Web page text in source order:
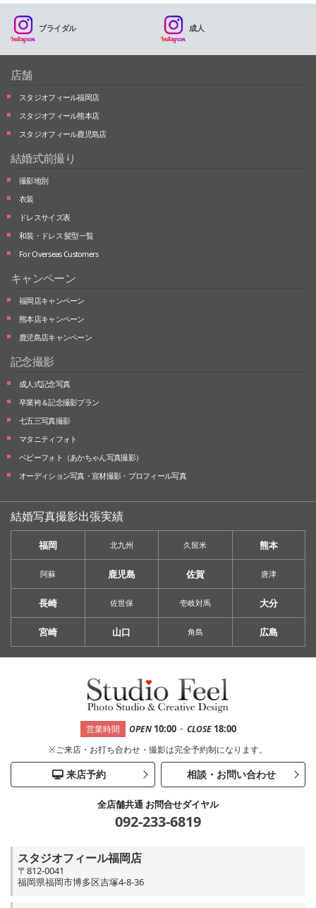
ブライダル 成人
店舗
スタジオフィール福岡店
スタジオフィール熊本店
スタジオフィール鹿児島店
結婚式前撮り
撮影地別
衣装
ドレスサイズ表
和装・ドレス 髪型一覧
For Overseas Customers
キャンペーン
福岡店キャンペーン
熊本店キャンペーン
鹿児島店キャンペーン
記念撮影
成人式記念写真
卒業袴＆記念撮影プラン
七五三写真撮影
マタニティフォト
ベビーフォト （あかちゃん写真撮影）
オーディション写真・ 宣材撮影・ プロフィール写真
結婚写真撮影出張実績
福岡 北九州 久留米 熊本
阿蘇 鹿児島 佐賀 唐津
長崎 佐世保 壱岐対馬 大分
宮崎 山口 角島 広島
営業時間 OPEN 10:00 - CLOSE 18:00
※ご来店・お打ち合わせ・撮影は完全予約制になります。
来店予約 相談・お問い合わせ
全店舗共通 お問合せダイヤル
092-233-6819
スタジオフィール福岡店
〒812-0041
福岡県福岡市博多区吉塚4-8-36